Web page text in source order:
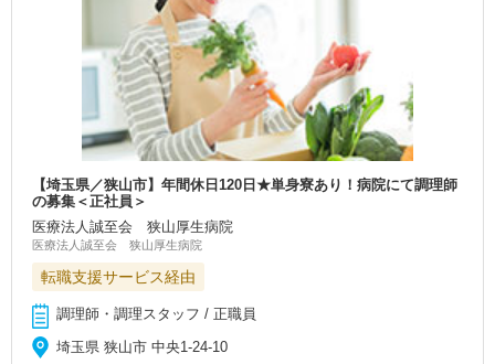
【埼玉県／狭山市】年間休日120日★単身寮あり！病院にて調理師
の募集＜正社員＞
医療法人誠至会 狭山厚生病院
医療法人誠至会 狭山厚生病院
転職支援サービス経由
調理師・調理スタッフ / 正職員
埼玉県 狭山市 中央1-24-10